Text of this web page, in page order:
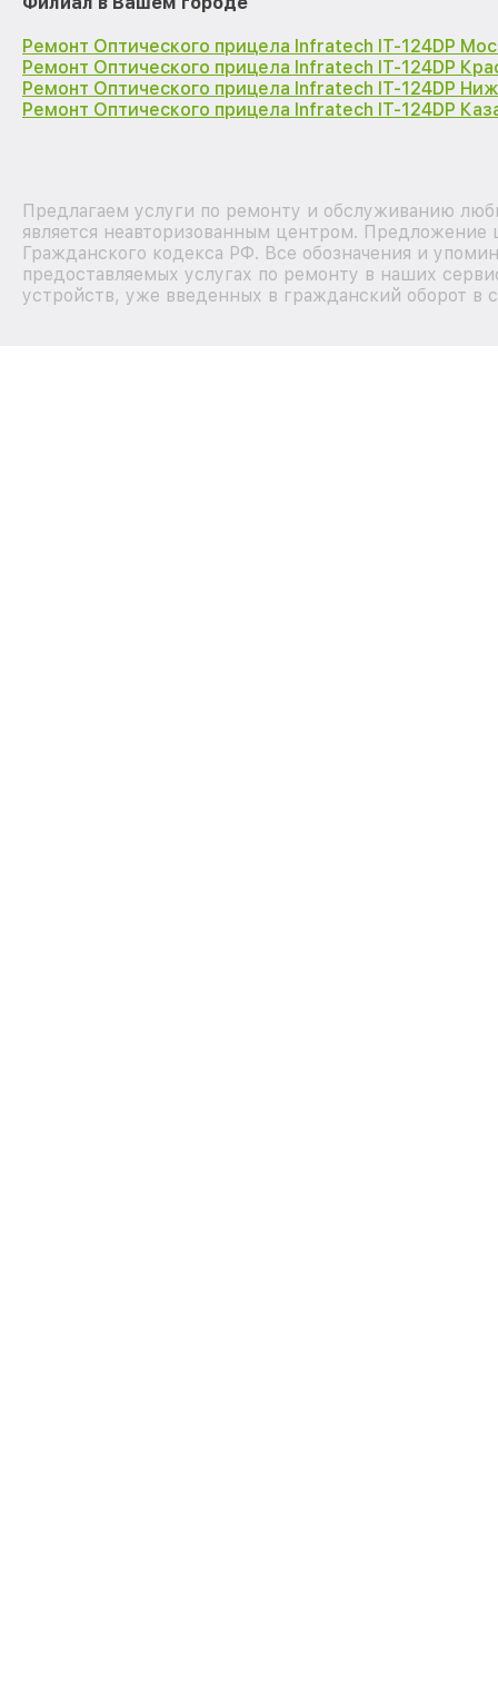
Ремонт Оптического прицела Infratech IT-124DP
Ремонт Оптического прицела Infratech IT-124DP
Ремонт Оптического прицела Infratech IT-124DP
Ремонт Оптического прицела Infratech IT-124DP
Предлагаем услуги по ремонту и обслуживанию
является неавторизованным центром.
Гражданского кодекса РФ. Все обозначения и
предоставляемых услугах по ремонту в наших
устройств, уже введенных в гражданский оборот в